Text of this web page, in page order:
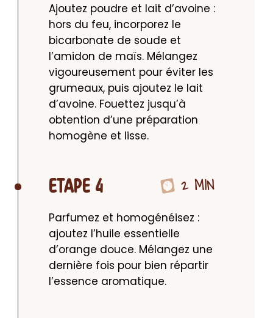
Ajoutez poudre et lait d’avoine :
hors du feu, incorporez le
bicarbonate de soude et
l’amidon de maïs. Mélangez
vigoureusement pour éviter les
grumeaux, puis ajoutez le lait
d’avoine. Fouettez jusqu’à
obtention d’une préparation
homogène et lisse.
ETAPE 4 2 MIN
Parfumez et homogénéisez :
ajoutez l’huile essentielle
d’orange douce. Mélangez une
dernière fois pour bien répartir
l’essence aromatique.